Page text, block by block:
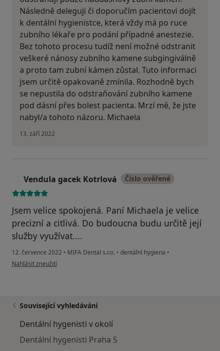
Následně deleguji či doporučím pacientovi dojít
k dentální hygienistce, která vždy má po ruce
zubního lékaře pro podání případné anestezie.
Bez tohoto procesu tudíž není možné odstranit
veškeré nánosy zubního kamene subgingiválně
a proto tam zubní kámen zůstal. Tuto informaci
jsem určitě opakovaně zmínila. Rozhodně bych
se nepustila do odstraňování zubního kamene
pod dásní přes bolest pacienta. Mrzí mě, že jste
nabyl/a tohoto názoru. Michaela
13. září 2022
Vendula gacek Kotrlová Číslo ověřené
Jsem velice spokojená. Paní Michaela je velice
precizní a citlivá. Do budoucna budu určitě její
služby využívat....
12. července 2022 • MIFA Dental s.r.o. • dentální hygiena •
podle názoru uživatele Vendula gacek Kotrlová
Nahlásit zneužití
Související vyhledávání
Dentální hygenisti v okolí
Dentální hygenisti Praha 5